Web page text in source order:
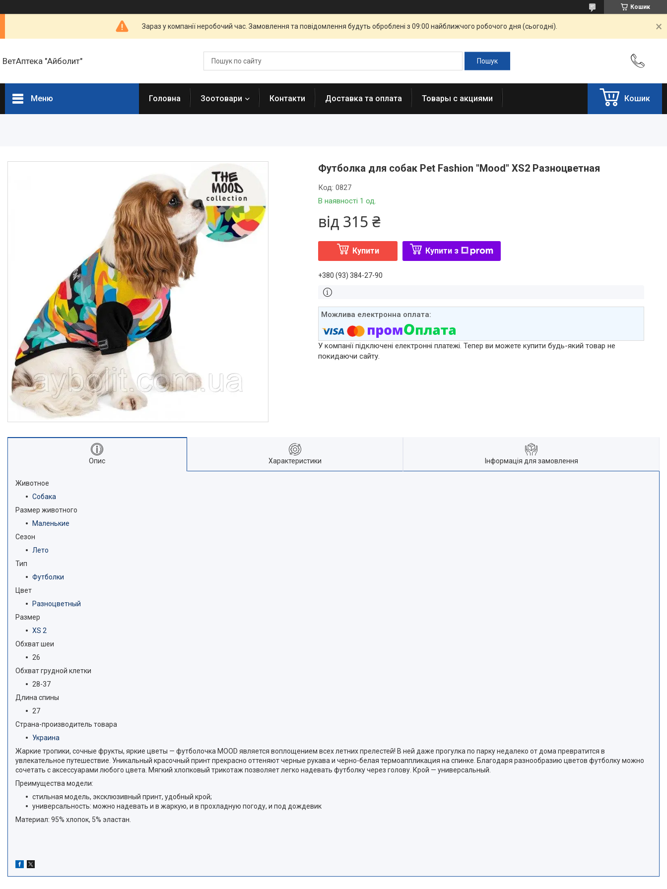
Кошик
Зараз у компанії неробочий час. Замовлення та повідомлення будуть оброблені з 09:00 найближчого робочого дня (сьогодні).
ВетАптека "Айболит"
Меню Головна Зоотовари Контакти Доставка та оплата Товары с акциями Кошик
Футболка для собак Pet Fashion "Mood" XS2 Разноцветная
В наявності 1 од.
Код:0827
від 315 ₴
Купити Купити з
+380 (93) 384-27-90
У компанії підключені електронні платежі. Тепер ви можете купити будь-який товар не
покидаючи сайту.
Опис Характеристики Інформація для замовлення
Животное
Собака
Размер животного
Маленькие
Сезон
Лето
Тип
Футболки
Цвет
Разноцветный
Размер
XS 2
Обхват шеи
26
Обхват грудной клетки
28-37
Длина спины
27
Страна-производитель товара
Украина
Жаркие тропики, сочные фрукты, яркие цветы — футболочка MOOD является воплощением всех летних прелестей! В ней даже прогулка по парку недалеко от дома превратится в
увлекательное путешествие. Уникальный красочный принт прекрасно оттеняют черные рукава и черно-белая термоаппликация на спинке. Благодаря разнообразию цветов футболку можно
сочетать с аксессуарами любого цвета. Мягкий хлопковый трикотаж позволяет легко надевать футболку через голову. Крой — универсальный.
Преимущества модели:
стильная модель, эксклюзивный принт, удобный крой;
универсальность: можно надевать и в жаркую, и в прохладную погоду, и под дождевик
Материал: 95% хлопок, 5% эластан.